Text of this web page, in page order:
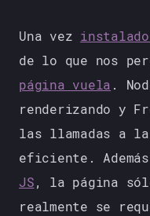
Una vez
de lo que nos
página vuela .
renderizando y
las llamadas a la
eficiente.
JS, la página
realmente se